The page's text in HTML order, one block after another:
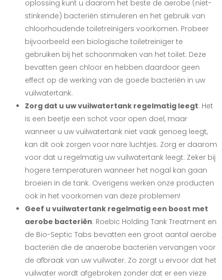
oplossing kunt u daarom het beste de aerobe (niet-
stinkende) bacteriën stimuleren en het gebruik van
chloorhoudende toiletreinigers voorkomen. Probeer
bijvoorbeeld een biologische toiletreiniger te
gebruiken bij het schoonmaken van het toilet. Deze
bevatten geen chloor en hebben daardoor geen
effect op de werking van de goede bacteriën in uw
vuilwatertank.
Zorg dat u uw vuilwatertank regelmatig leegt: Het
is een beetje een schot voor open doel, maar
wanneer u uw vuilwatertank niet vaak genoeg leegt,
kan dit ook zorgen voor nare luchtjes. Zorg er daarom
voor dat u regelmatig uw vuilwatertank leegt. Zeker bij
hogere temperaturen wanneer het nogal kan gaan
broeien in de tank. Overigens werken onze producten
ook in het voorkomen van deze problemen!
Geef u vuilwatertank regelmatig een boost met
aerobe bacteriën: Roebic Holding Tank Treatment en
de Bio-Septic Tabs bevatten een groot aantal aerobe
bacteriën die de anaerobe bacteriën vervangen voor
de afbraak van uw vuilwater. Zo zorgt u ervoor dat het
vuilwater wordt afgebroken zonder dat er een vieze